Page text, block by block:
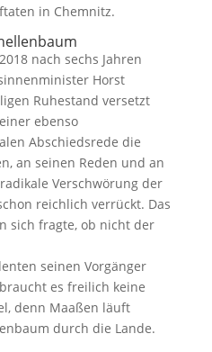
in Chemnitz.
nach sechs Jahren
Horst
Ruhestand versetzt
ebenso
Abschiedsrede die
an seinen Reden und an
Verschwörung der
reichlich verrückt. Das
sich fragte, ob nicht der
seinen Vorgänger
es freilich keine
denn Maaßen läuft
durch die Lande.